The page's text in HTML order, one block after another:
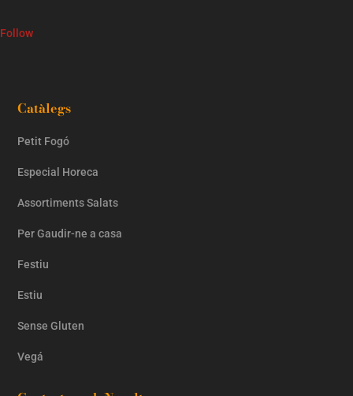
Follow
Catàlegs
Petit Fogó
Especial Horeca
Assortiments Salats
Per Gaudir-ne a casa
Festiu
Estiu
Sense Gluten
Vegá